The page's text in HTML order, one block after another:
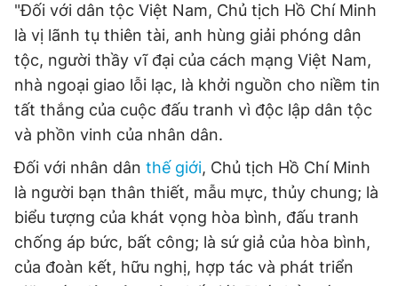
"Đối với dân tộc Việt Nam, Chủ tịch Hồ Chí Minh
là vị lãnh tụ thiên tài, anh hùng giải phóng dân
tộc, người thầy vĩ đại của cách mạng Việt Nam,
nhà ngoại giao lỗi lạc, là khởi nguồn cho niềm tin
tất thắng của cuộc đấu tranh vì độc lập dân tộc
và phồn vinh của nhân dân.
Đối với nhân dân thế giới, Chủ tịch Hồ Chí Minh
là người bạn thân thiết, mẫu mực, thủy chung; là
biểu tượng của khát vọng hòa bình, đấu tranh
chống áp bức, bất công; là sứ giả của hòa bình,
của đoàn kết, hữu nghị, hợp tác và phát triển